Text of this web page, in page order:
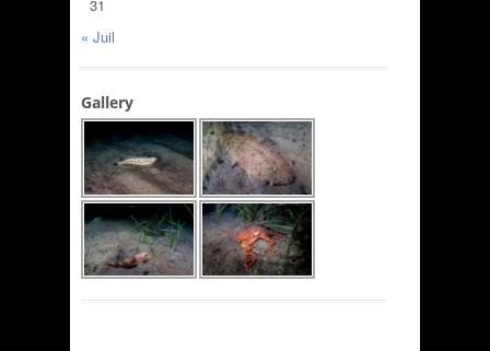
31
« Juil
Gallery